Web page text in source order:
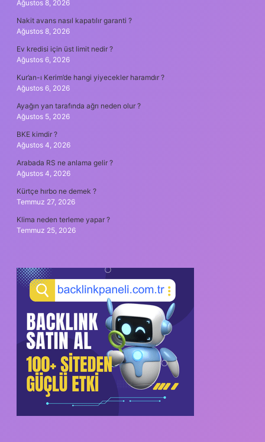
Ağustos 8, 2026
Nakit avans nasıl kapatılır garanti ?
Ağustos 8, 2026
Ev kredisi için üst limit nedir ?
Ağustos 6, 2026
Kur’an-ı Kerim’de hangi yiyecekler haramdır ?
Ağustos 6, 2026
Ayağın yan tarafında ağrı neden olur ?
Ağustos 5, 2026
BKE kimdir ?
Ağustos 4, 2026
Arabada RS ne anlama gelir ?
Ağustos 4, 2026
Kürtçe hırbo ne demek ?
Temmuz 27, 2026
Klima neden terleme yapar ?
Temmuz 25, 2026